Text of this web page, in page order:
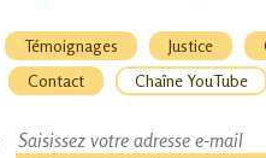
Témoignages Justice
Contact Chaîne YouTube